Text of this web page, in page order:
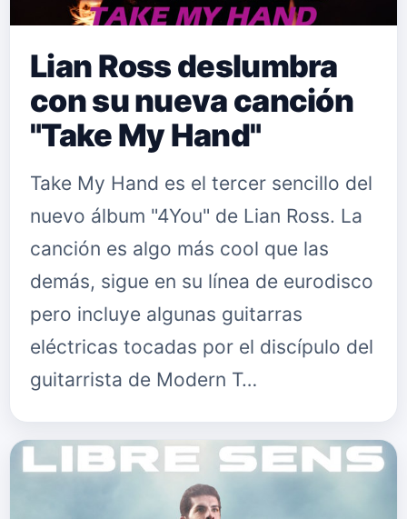
Lian Ross deslumbra
con su nueva canción
"Take My Hand"
Take My Hand es el tercer sencillo del
nuevo álbum "4You" de Lian Ross. La
canción es algo más cool que las
demás, sigue en su línea de eurodisco
pero incluye algunas guitarras
eléctricas tocadas por el discípulo del
guitarrista de Modern T…